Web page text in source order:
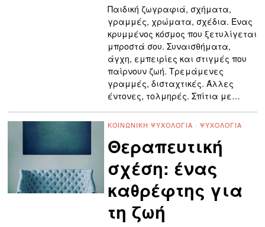
Παιδική ζωγραφιά, σχήματα,
γραμμές, χρώματα, σχέδια. Ένας
κρυμμένος κόσμος που ξετυλίγεται
μπροστά σου. Συναισθήματα,
άγχη, εμπειρίες και στιγμές που
παίρνουν ζωή. Τρεμάμενες
γραμμές, δισταχτικές. Άλλες
έντονες, τολμηρές. Σπίτια με…
ΚΟΙΝΩΝΙΚΉ ΨΥΧΟΛΟΓΊΑ · ΨΥΧΟΛΟΓΊΑ
Θεραπευτική
σχέση: ένας
καθρέφτης για
τη ζωή